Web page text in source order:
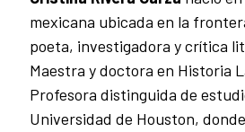
mexicana ubicada en la
poeta, investigadora y crítica
Maestra y doctora en Historia
Profesora distinguida de
Universidad de Houston,